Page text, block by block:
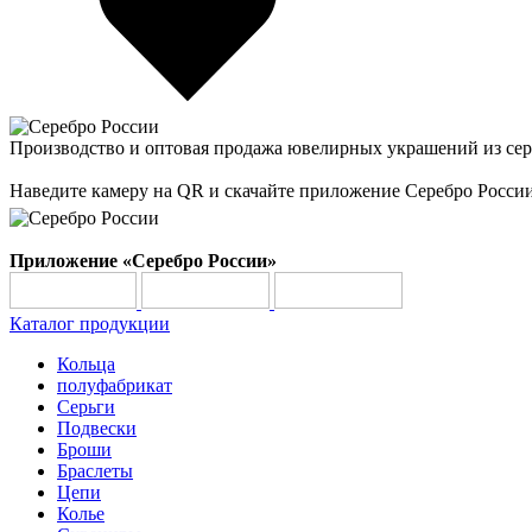
Производство и оптовая продажа ювелирных украшений из
Наведите камеру на QR и скачайте приложение Серебро
Приложение «Серебро России»
Каталог продукции
Кольца
полуфабрикат
Серьги
Подвески
Броши
Браслеты
Цепи
Колье